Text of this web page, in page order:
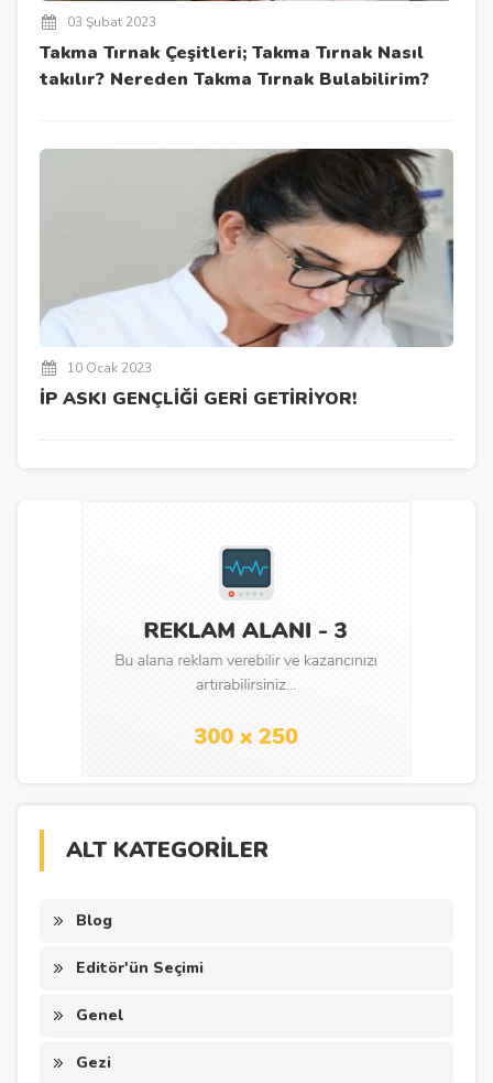
03 Şubat 2023
Takma Tırnak Çeşitleri; Takma Tırnak Nasıl
takılır? Nereden Takma Tırnak Bulabilirim?
10 Ocak 2023
İP ASKI GENÇLİĞİ GERİ GETİRİYOR!
ALT KATEGORİLER
Blog
Editör'ün Seçimi
Genel
Gezi